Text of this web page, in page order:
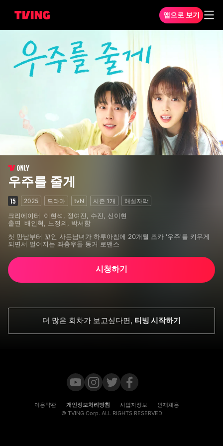
앱으로 보기
우주를 줄게
2025 드라마 tvN 시즌 1 개 해설자막
크리에이터
이현석, 정여진, 수진, 신이현
출연 배인혁, 노정의, 박서함
첫 만남부터 꼬인 사돈남녀가 하루아침에 20개월 조카 '우주'를 키우게
되면서 벌어지는 좌충우돌 동거 로맨스
시청하기
더 많은 회차가 보고싶다면, 티빙 시작하기
이용약관 개인정보처리방침 사업자정보
인재채용
© TVING Corp. ALL RIGHTS RESERVED